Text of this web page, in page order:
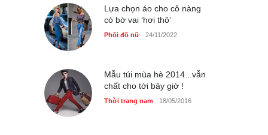
Thời trang nữ 14/10/2025
phụ nữ Pháp tin dùng
Thời trang nữ 14/10/2025
Lựa chọn áo cho cô nàng
có bờ vai ‘hơi thô’
Phối đồ nữ 24/11/2022
Mẫu túi mùa hè 2014...vẫn
chất cho tới bây giờ !
Thời trang nam 18/05/2016